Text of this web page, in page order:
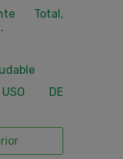
Total,
USO DE